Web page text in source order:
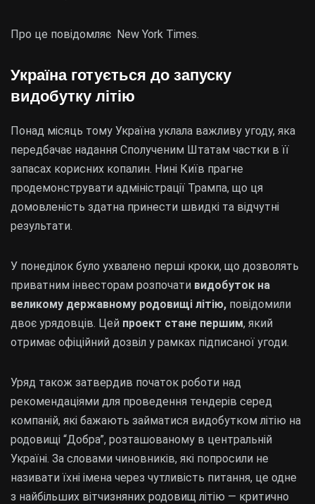
Про це повідомляє New York Times.
Україна готується до запуску
видобутку літію
Понад місяць тому Україна уклала важливу угоду, яка
передбачає надання Сполученим Штатам частки в її
запасах корисних копалин. Нині Київ прагне
продемонструвати адміністрації Трампа, що ця
домовленість здатна принести швидкі та відчутні
результати.
У понеділок було ухвалено перші кроки, що дозволять
приватним інвесторам розпочати видобуток на
великому державному родовищі літію, повідомили
двоє урядовців. Цей проект стане першим, який
отримає офіційний дозвіл у рамках підписаної угоди.
Уряд також затвердив початок роботи над
рекомендаціями для проведення тендерів серед
компаній, які бажають займатися видобутком літію на
родовищі “Добра”, розташованому в центральній
Україні. За словами чиновників, які попросили не
називати їхні імена через чутливість питання, це одне
з найбільших вітчизняних родовищ літію — критично